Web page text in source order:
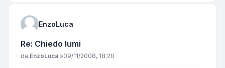
EnzoLuca
Re: Chiedo lumi
Messaggio
da EnzoLuca »09/11/2008, 18:20